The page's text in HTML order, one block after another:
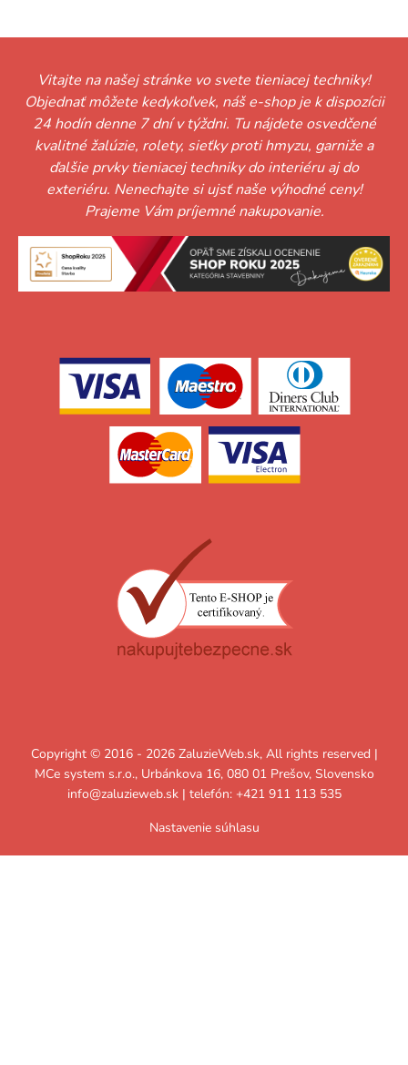
Vitajte na našej stránke vo svete tieniacej techniky!
Objednať môžete kedykoľvek, náš e-shop je k dispozícii
24 hodín denne 7 dní v týždni. Tu nájdete osvedčené
kvalitné žalúzie, rolety, sieťky proti hmyzu, garniže a
ďalšie prvky tieniacej techniky do interiéru aj do
exteriéru. Nenechajte si ujsť naše výhodné ceny!
Prajeme Vám príjemné nakupovanie.
Copyright © 2016 - 2026 ZaluzieWeb.sk, All rights reserved |
MCe system s.r.o., Urbánkova 16, 080 01 Prešov, Slovensko
info@zaluzieweb.sk| telefón: +421 911 113 535
Nastavenie súhlasu